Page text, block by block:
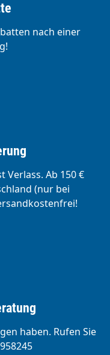
nach einer
Verlass. Ab 150 €
(nur bei
haben. Rufen Sie